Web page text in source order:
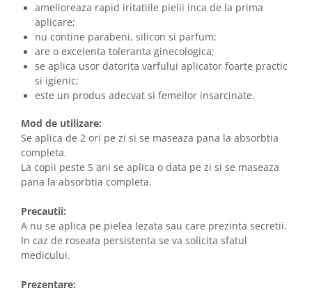
amelioreaza rapid iritatiile pielii inca de la prima
aplicare;
nu contine parabeni, silicon si parfum;
are o excelenta toleranta ginecologica;
se aplica usor datorita varfului aplicator foarte practic
si igienic;
este un produs adecvat si femeilor insarcinate.
Mod de utilizare:
Se aplica de 2 ori pe zi si se maseaza pana la absorbtia
completa.
La copii peste 5 ani se aplica o data pe zi si se maseaza
pana la absorbtia completa.
Precautii:
A nu se aplica pe pielea lezata sau care prezinta secretii.
In caz de roseata persistenta se va solicita sfatul
medicului.
Prezentare: